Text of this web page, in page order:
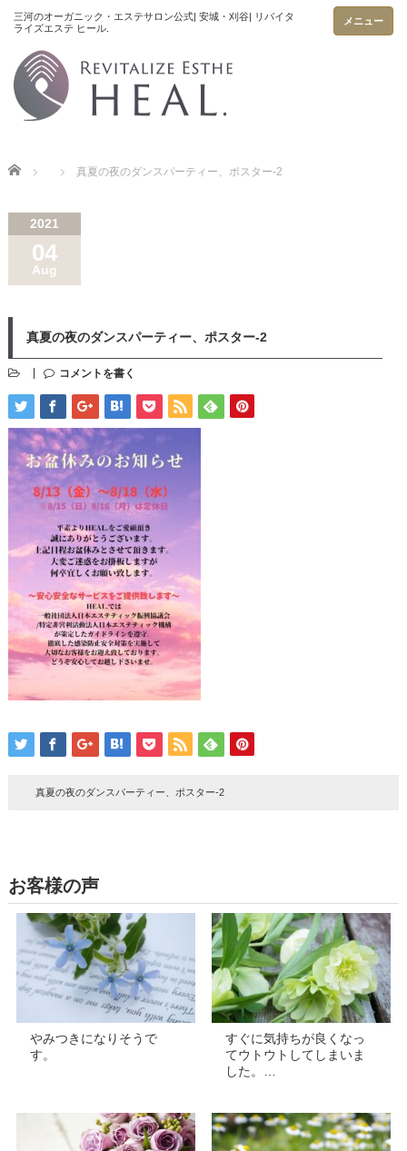
メニュー
Home 真夏の夜のダンスパーティー、ポスター-2
2021
04
Aug
真夏の夜のダンスパーティー、ポスター-2
コメントを書く
真夏の夜のダンスパーティー、ポスター-2
お客様の声
やみつきになりそうで
す。
すぐに気持ちが良くなっ
てウトウトしてしまいま
した。…